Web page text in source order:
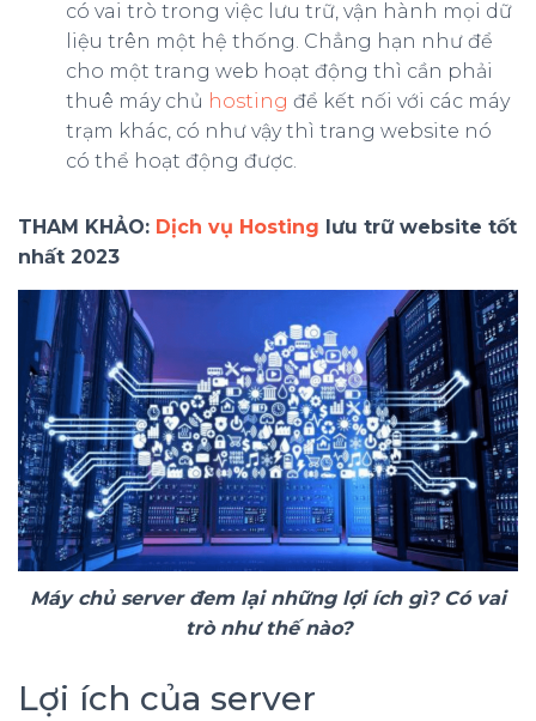
có vai trò trong việc lưu trữ, vận hành mọi dữ
liệu trên một hệ thống. Chẳng hạn như để
cho một trang web hoạt động thì cần phải
thuê máy chủ hosting để kết nối với các máy
trạm khác, có như vậy thì trang website nó
có thể hoạt động được.
THAM KHẢO: Dịch vụ Hosting lưu trữ website tốt
nhất 2023
Máy chủ server đem lại những lợi ích gì? Có vai
trò như thế nào?
Lợi ích của server